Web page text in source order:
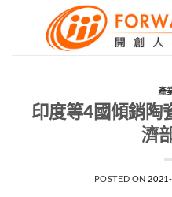
產
印度等4國傾銷陶
濟
POSTED ON